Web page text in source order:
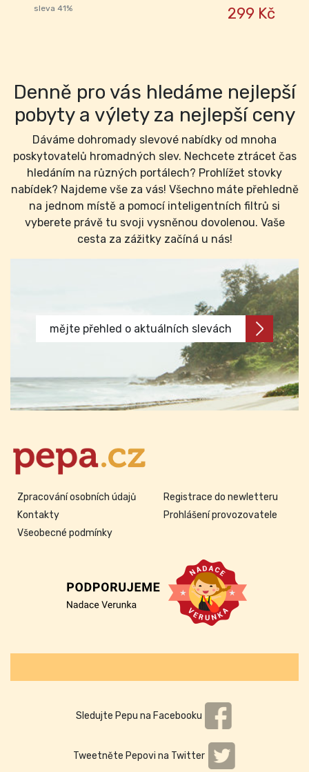
sleva 41% 299 Kč
Denně pro vás hledáme nejlepší
pobyty a výlety za nejlepší ceny
Dáváme dohromady slevové nabídky od mnoha
poskytovatelů hromadných slev. Nechcete ztrácet čas
hledáním na různých portálech? Prohlížet stovky
nabídek? Najdeme vše za vás! Všechno máte přehledně
na jednom místě a pomocí inteligentních filtrů si
vyberete právě tu svoji vysněnou dovolenou. Vaše
cesta za zážitky začíná u nás!
mějte přehled o aktuálních slevách
Zpracování osobních údajů
Kontakty
Všeobecné podmínky
Registrace do newletteru
Prohlášení provozovatele
Sledujte Pepu na Facebooku
Tweetněte Pepovi na Twitter